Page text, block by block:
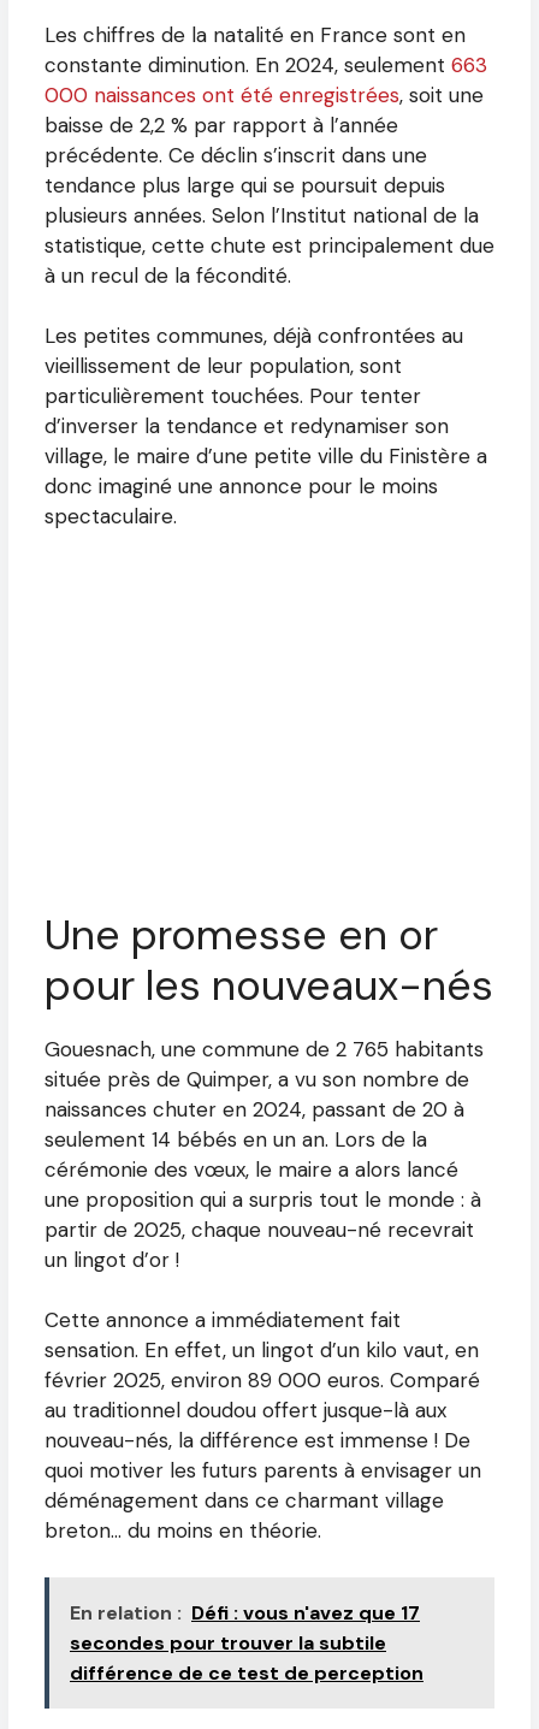
Les chiffres de la natalité en France sont en
constante diminution. En 2024, seulement 663
000 naissances ont été enregistrées, soit une
baisse de 2,2 % par rapport à l’année
précédente. Ce déclin s’inscrit dans une
tendance plus large qui se poursuit depuis
plusieurs années. Selon l’Institut national de la
statistique, cette chute est principalement due
à un recul de la fécondité.
Les petites communes, déjà confrontées au
vieillissement de leur population, sont
particulièrement touchées. Pour tenter
d’inverser la tendance et redynamiser son
village, le maire d’une petite ville du Finistère a
donc imaginé une annonce pour le moins
spectaculaire.
Une promesse en or
pour les nouveaux-nés
Gouesnach, une commune de 2 765 habitants
située près de Quimper, a vu son nombre de
naissances chuter en 2024, passant de 20 à
seulement 14 bébés en un an. Lors de la
cérémonie des vœux, le maire a alors lancé
une proposition qui a surpris tout le monde : à
partir de 2025, chaque nouveau-né recevrait
un lingot d’or !
Cette annonce a immédiatement fait
sensation. En effet, un lingot d’un kilo vaut, en
février 2025, environ 89 000 euros. Comparé
au traditionnel doudou offert jusque-là aux
nouveau-nés, la différence est immense ! De
quoi motiver les futurs parents à envisager un
déménagement dans ce charmant village
breton… du moins en théorie.
En relation : Défi : vous n'avez que 17
secondes pour trouver la subtile
différence de ce test de perception